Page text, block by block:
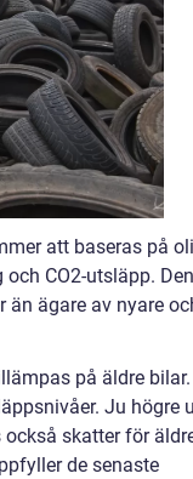
att baseras på
CO2-utsläpp.
ägare av nyare
på äldre bilar.
Ju högre
också skatter för
de senaste